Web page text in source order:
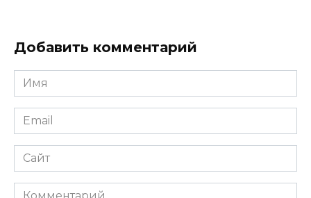
Добавить комментарий
Имя
*
Email
*
Сайт
Комментарий